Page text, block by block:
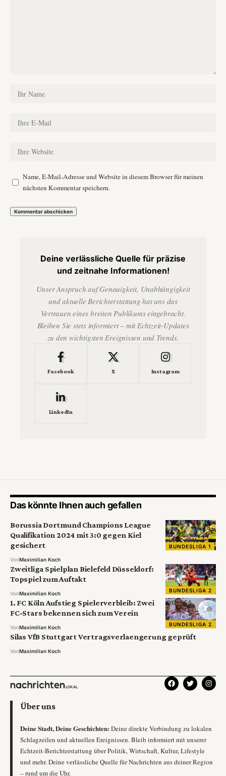
Name, E-Mail-Adresse und Website in diesem Browser für meinen
nächsten Kommentar speichern.
Deine verlässliche Quelle für präzise
und zeitnahe Informationen!
Unser Anspruch auf Genauigkeit, Unabhängigkeit
und aktuelle Berichterstattung hat uns das
Vertrauen eines breiten Publikums eingebracht.
Bleiben Sie stets informiert – mit Echtzeit-Updates
zu den wichtigsten Ereignissen und Trends.
Facebook X Instagram
LinkedIn
Das könnte Ihnen auch gefallen
BUNDESLIGA 1
Borussia Dortmund Champions League
Qualifikation 2024 mit 3:0 gegen Kiel
gesichert
VonMaximilian Koch
BUNDESLIGA 2
Zweitliga Spielplan Bielefeld Düsseldorf:
Topspiel zum Auftakt
VonMaximilian Koch
BUNDESLIGA 2
1. FC Köln Aufstieg Spielerverbleib: Zwei
FC-Stars bekennen sich zum Verein
VonMaximilian Koch
Silas VfB Stuttgart Vertragsverlaengerung geprüft
VonMaximilian Koch
Über uns
Deine Stadt, Deine Geschichten: Deine direkte Verbindung zu lokalen
Schlagzeilen und aktuellen Ereignissen. Bleib informiert mit unserer
Echtzeit-Berichterstattung über Politik, Wirtschaft, Kultur, Lifestyle
und mehr. Deine verlässliche Quelle für Nachrichten aus deiner Region
– rund um die Uhr.